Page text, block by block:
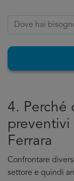
4. Perché
preventivi
Ferrara
Confrontare
settore e quindi